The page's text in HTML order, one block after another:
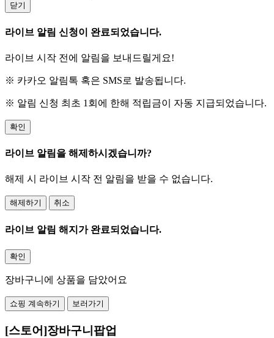
닫기
라이브 알림 신청이 완료되었습니다.
라이브 시작 전에 알림을 보내드릴게요!
※ 카카오 알림톡 혹은 SMS로 발송됩니다.
※ 알림 신청 최초 1회에 한해 적립금이 자동 지급되었습니다.
확인
라이브 알림을 해제하시겠습니까?
해제 시 라이브 시작 전 알림을 받을 수 없습니다.
해제하기 취소
라이브 알림 해지가 완료되었습니다.
확인
장바구니에 상품을 담았어요
쇼핑 계속하기 보러가기
[스토어]장바구니팝업